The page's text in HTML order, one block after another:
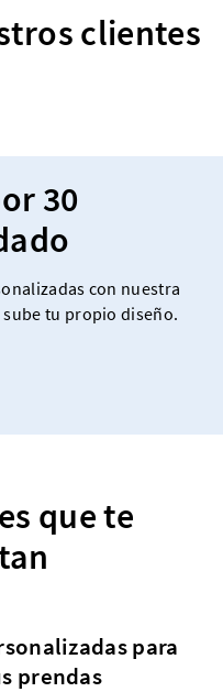
clientes
30
con nuestra
tu propio diseño.
que te
para
prendas